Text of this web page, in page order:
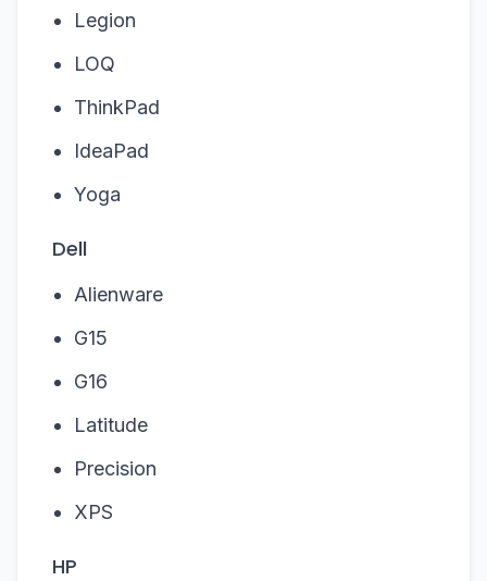
Legion
LOQ
ThinkPad
IdeaPad
Yoga
Dell
Alienware
G15
G16
Latitude
Precision
XPS
HP